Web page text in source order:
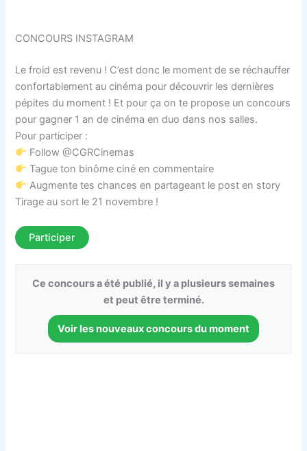
CONCOURS INSTAGRAM
Le froid est revenu ! C’est donc le moment de se réchauffer
confortablement au cinéma pour découvrir les dernières
pépites du moment ! Et pour ça on te propose un concours
pour gagner 1 an de cinéma en duo dans nos salles.
Pour participer :
Follow @CGRCinemas
Tague ton binôme ciné en commentaire
Augmente tes chances en partageant le post en story
Tirage au sort le 21 novembre !
Participer
Ce concours a été publié, il y a plusieurs semaines
et peut être terminé.
Voir les nouveaux concours du moment